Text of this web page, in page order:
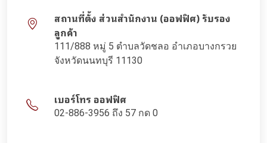
สถานที่ตั้ง ส่วนสำนักงาน (ออฟฟิศ) รับรอง
ลูกค้า
111/888 หมู่ 5 ตำบลวัดชลอ อำเภอบางกรวย
จังหวัดนนทบุรี 11130
เบอร์โทร ออฟฟิศ
02-886-3956 ถึง 57 กด 0